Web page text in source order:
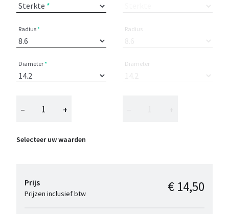
Sterkte
Radius
Diameter
− +
Selecteer uw waarden
Radius
Diameter
Prijs
Prijzen inclusief btw € 14,50